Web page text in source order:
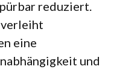
reduziert.
eine
und